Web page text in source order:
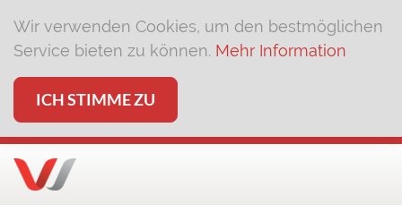
Wir verwenden Cookies, um den bestmöglichen
Service bieten zu können. Mehr Information
ICH STIMME ZU